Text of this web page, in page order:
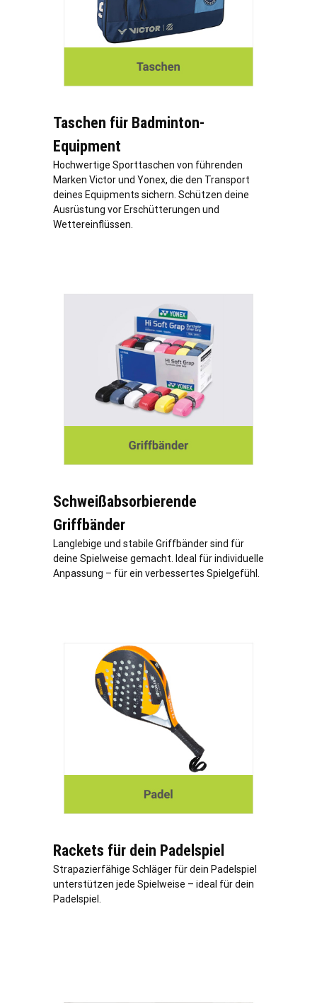
Taschen für Badminton-
Equipment
Hochwertige Sporttaschen von führenden
Marken Victor und Yonex, die den Transport
deines Equipments sichern. Schützen deine
Ausrüstung vor Erschütterungen und
Wettereinflüssen.
Schweißabsorbierende
Griffbänder
Langlebige und stabile Griffbänder sind für
deine Spielweise gemacht. Ideal für individuelle
Anpassung – für ein verbessertes Spielgefühl.
Rackets für dein Padelspiel
Strapazierfähige Schläger für dein Padelspiel
unterstützen jede Spielweise – ideal für dein
Padelspiel.